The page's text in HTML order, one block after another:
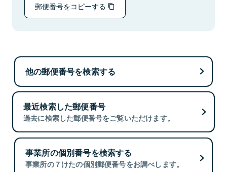
郵便番号をコピーする
他の郵便番号を検索する
最近検索した郵便番号
過去に検索した郵便番号をご覧いただけます。
事業所の個別番号を検索する
事業所の７けたの個別郵便番号をお調べします。